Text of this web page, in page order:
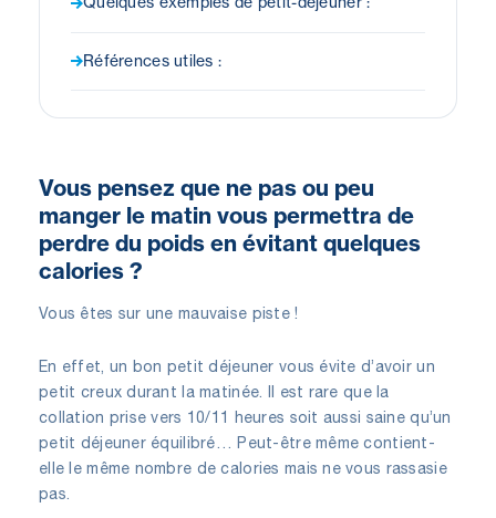
Références utiles :
Vous pensez que ne pas ou peu
manger le matin vous permettra de
perdre du poids en évitant quelques
calories ?
Vous êtes sur une mauvaise piste !
En effet, un bon petit déjeuner vous évite d’avoir un
petit creux durant la matinée. Il est rare que la
collation prise vers 10/11 heures soit aussi saine qu’un
petit déjeuner équilibré… Peut-être même contient-
elle le même nombre de calories mais ne vous rassasie
pas.